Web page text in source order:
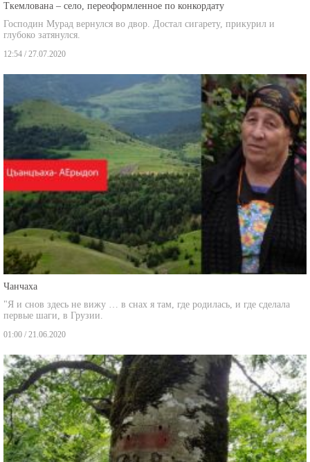
Ткемлована – село, переоформленное по конкордату
Господин Мурад вернулся во двор. Достал сигарету, прикурил и
глубоко затянулся.
12:54 / 27.07.2020
Чанчаха
"Я и снов здесь не вижу … в снах я там, где родилась, и где сделала
первые шаги, в Грузии.
01:00 / 21.06.2020